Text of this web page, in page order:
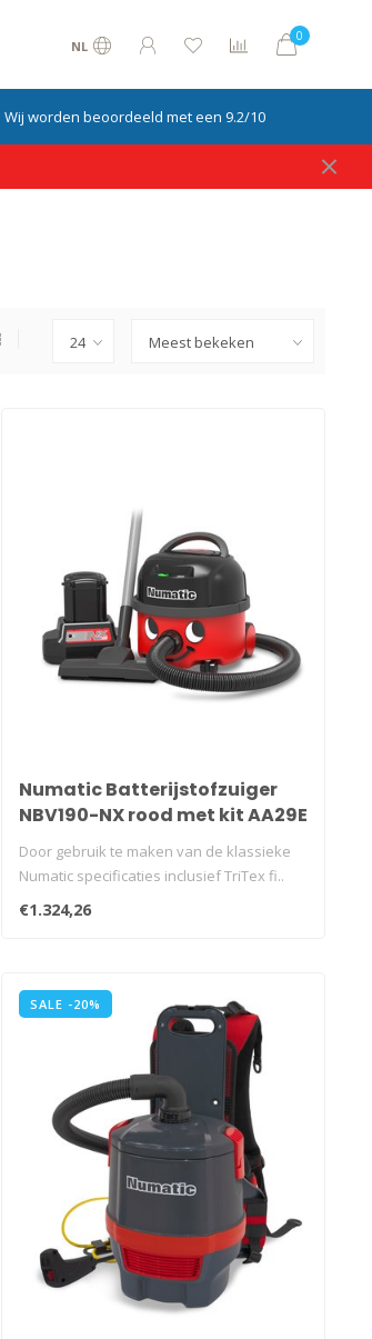
NL
0
Op rekening betalen mogelijk
Numatic Batterijstofzuiger
NBV190-NX rood met kit AA29E
Door gebruik te maken van de klassieke
Numatic specificaties inclusief TriTex fi..
€1.324,26
SALE -20%